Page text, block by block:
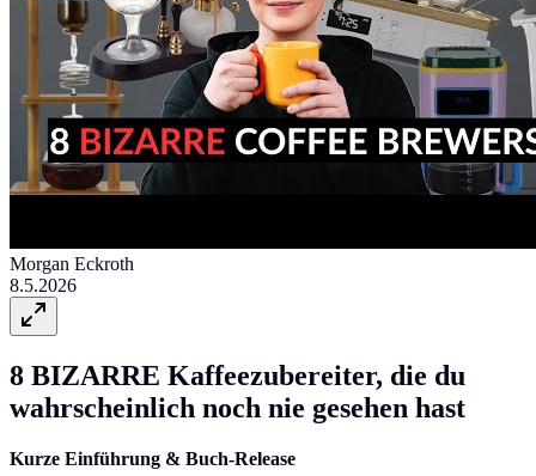
Morgan Eckroth
8.5.2026
8 BIZARRE Kaffeezubereiter, die du
wahrscheinlich noch nie gesehen hast
Kurze Einführung & Buch-Release